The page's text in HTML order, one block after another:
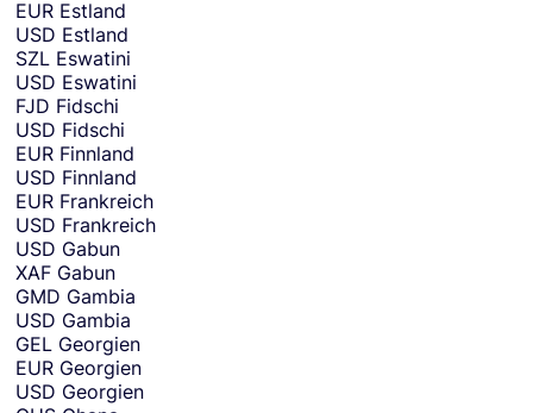
EUR Estland
USD Estland
SZL Eswatini
USD Eswatini
FJD Fidschi
USD Fidschi
EUR Finnland
USD Finnland
EUR Frankreich
USD Frankreich
USD Gabun
XAF Gabun
GMD Gambia
USD Gambia
GEL Georgien
EUR Georgien
USD Georgien